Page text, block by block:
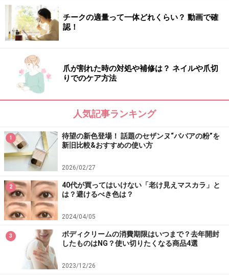
さりげなく存在感のある目元を作るなら、断然ホワイ
ト。下まぶただけに入れるのもありです。色々試したく
なっても、プチプラなので、2色、3色買いも可能。
プチサイズでトレンドカラーを手軽に！
「カラーマスカラ」
チークの適量って一体どれくらい？ 動画で確
認！
爪が割れた時の対処や補修は？ ネイルや爪切
りでのケア方法
人気記事ランキング
1
待望の新色登場！ 話題のセザンヌ“ババアの粉”を
新旧比較&おすすめの使い方
2026/02/27
2
40代が買ってはいけない「老け見えマスカラ」と
は？避けるべき色は？
2024/04/05
3
ボディクリームの消費期限はいつまで？去年開封
したものはNG？使い切りたくなる商品4選
2023/12/26